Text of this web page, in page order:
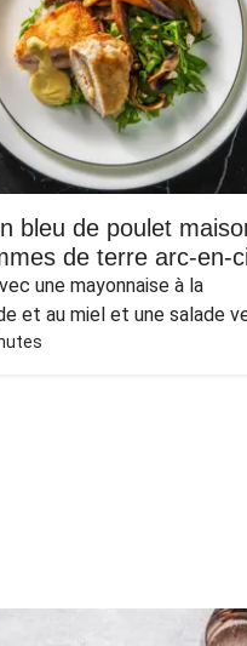
bleu de poulet
de terre arc-en-
une mayonnaise à la
et au miel et une salade